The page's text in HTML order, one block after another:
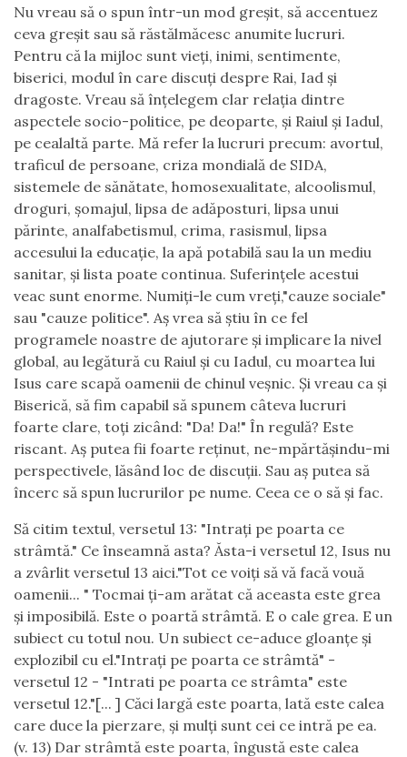
Nu vreau să o spun într-un mod greșit, să accentuez
ceva greșit sau să răstălmăcesc anumite lucruri.
Pentru că la mijloc sunt vieți, inimi, sentimente,
biserici, modul în care discuți despre Rai, Iad și
dragoste. Vreau să înțelegem clar relația dintre
aspectele socio-politice, pe deoparte, și Raiul și Iadul,
pe cealaltă parte. Mă refer la lucruri precum: avortul,
traficul de persoane, criza mondială de SIDA,
sistemele de sănătate, homosexualitate, alcoolismul,
droguri, șomajul, lipsa de adăposturi, lipsa unui
părinte, analfabetismul, crima, rasismul, lipsa
accesului la educație, la apă potabilă sau la un mediu
sanitar, și lista poate continua. Suferințele acestui
veac sunt enorme. Numiți-le cum vreți,"cauze sociale"
sau "cauze politice". Aș vrea să știu în ce fel
programele noastre de ajutorare și implicare la nivel
global, au legătură cu Raiul și cu Iadul, cu moartea lui
Isus care scapă oamenii de chinul veșnic. Și vreau ca și
Biserică, să fim capabil să spunem câteva lucruri
foarte clare, toți zicând: "Da! Da!" În regulă? Este
riscant. Aș putea fii foarte reținut, ne-mpărtășindu-mi
perspectivele, lăsând loc de discuții. Sau aș putea să
încerc să spun lucrurilor pe nume. Ceea ce o să și fac.
Să citim textul, versetul 13: "Intrați pe poarta ce
strâmtă." Ce înseamnă asta? Ăsta-i versetul 12, Isus nu
a zvârlit versetul 13 aici."Tot ce voiți să vă facă vouă
oamenii... " Tocmai ți-am arătat că aceasta este grea
și imposibilă. Este o poartă strâmtă. E o cale grea. E un
subiect cu totul nou. Un subiect ce-aduce gloanțe și
explozibil cu el."Intrați pe poarta ce strâmtă" -
versetul 12 - "Intrati pe poarta ce strâmta" este
versetul 12."[... ] Căci largă este poarta, lată este calea
care duce la pierzare, și mulți sunt cei ce intră pe ea.
(v. 13) Dar strâmtă este poarta, îngustă este calea